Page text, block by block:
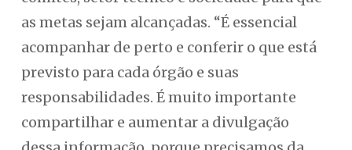
as metas sejam alcançadas. “É essencial
acompanhar de perto e conferir o que está
previsto para cada órgão e suas
responsabilidades. É muito importante
compartilhar e aumentar a divulgação